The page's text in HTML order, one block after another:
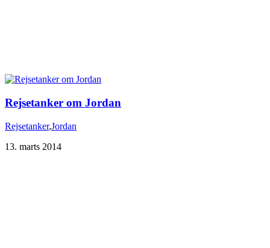
Rejsetanker om Jordan
Rejsetanker,Jordan
13. marts 2014